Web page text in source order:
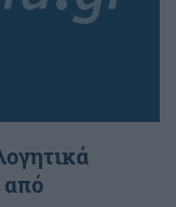
από